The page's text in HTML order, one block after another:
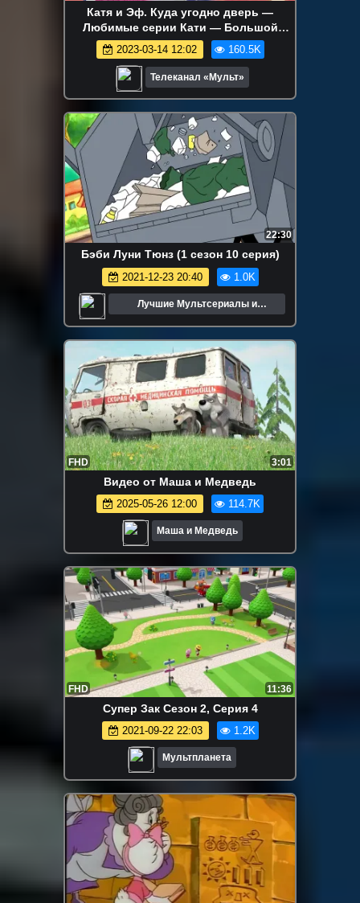
Катя и Эф. Куда угодно дверь —
Любимые серии Кати — Большой
сборник мультфильмов
2023-03-14 12:02 160.5K
Телеканал «Мульт»
22:30
Бэби Луни Тюнз (1 сезон 10 серия)
2021-12-23 20:40 1.0K
Лучшие Мультсериалы и
FHD 3:01
Видео от Маша и Медведь
2025-05-26 12:00 114.7K
Маша и Медведь
FHD 11:36
Супер Зак Сезон 2, Серия 4
2021-09-22 22:03 1.2K
Мультпланета